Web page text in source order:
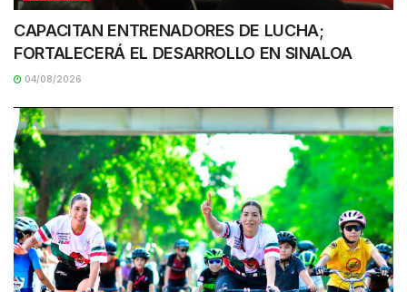
CAPACITAN ENTRENADORES DE LUCHA;
FORTALECERÁ EL DESARROLLO EN SINALOA
04/08/2026